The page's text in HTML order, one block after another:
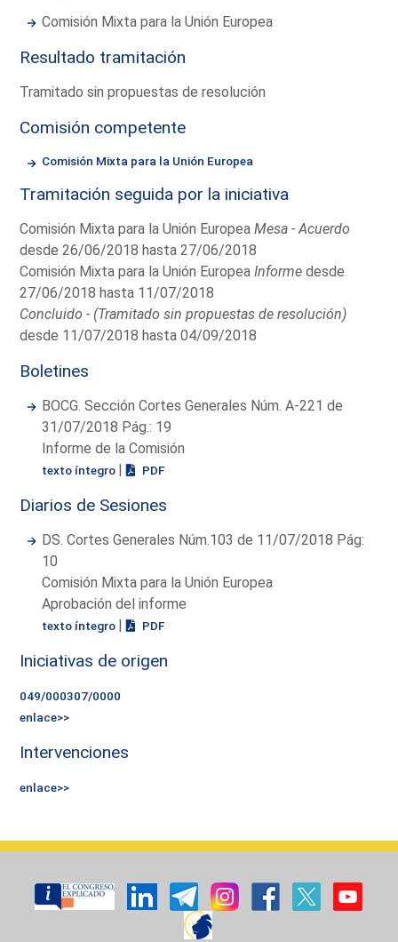
Comisión Mixta para la Unión Europea
Resultado tramitación
Tramitado sin propuestas de resolución
Comisión competente
Comisión Mixta para la Unión Europea
Tramitación seguida por la iniciativa
Comisión Mixta para la Unión EuropeaMesa - Acuerdo
desde 26/06/2018 hasta 27/06/2018
Comisión Mixta para la Unión EuropeaInforme desde
27/06/2018 hasta 11/07/2018
Concluido - (Tramitado sin propuestas de resolución)
desde 11/07/2018 hasta 04/09/2018
Boletines
BOCG. Sección Cortes Generales Núm. A-221 de
31/07/2018 Pág.: 19
Informe de la Comisión
texto íntegro | PDF
Diarios de Sesiones
DS. Cortes Generales Núm.103 de 11/07/2018 Pág:
10
Comisión Mixta para la Unión Europea
Aprobación del informe
texto íntegro | PDF
Iniciativas de origen
049/000307/0000
enlace>>
Intervenciones
enlace>>